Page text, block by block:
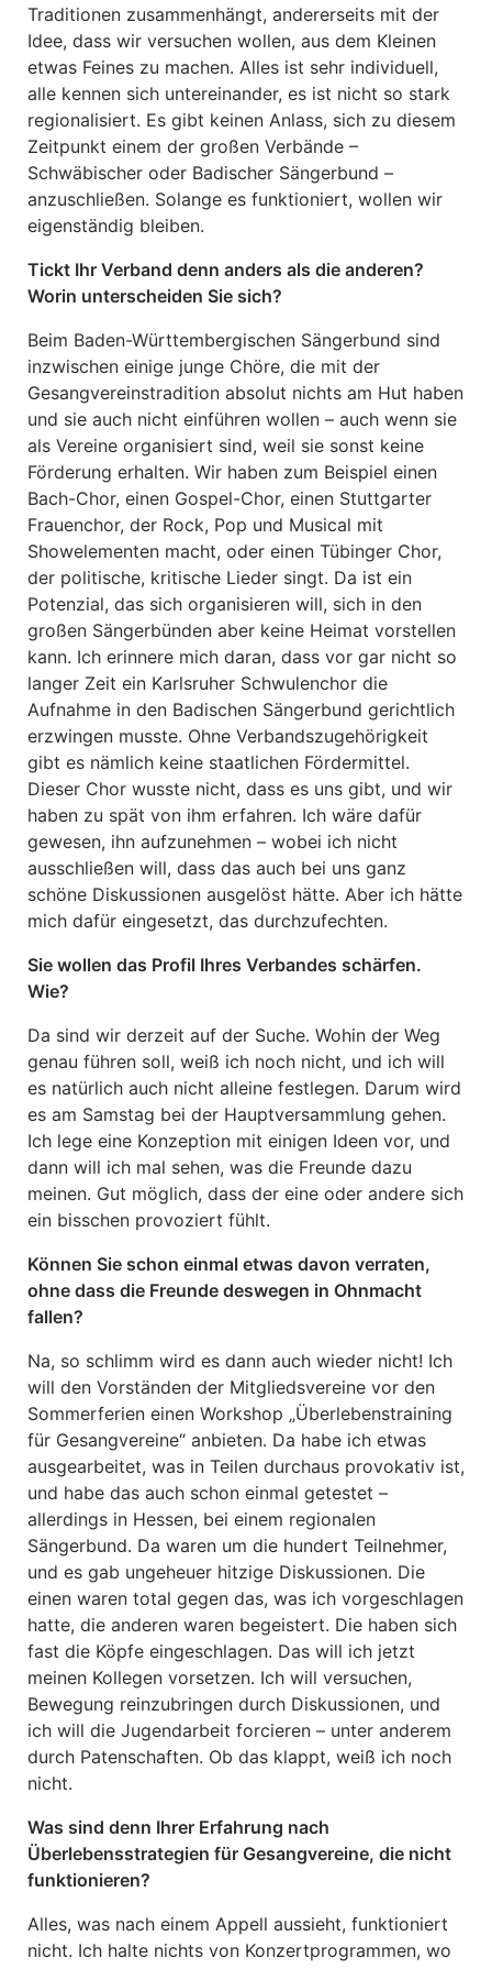
Traditionen zusammenhängt, andererseits mit der
Idee, dass wir versuchen wollen, aus dem Kleinen
etwas Feines zu machen. Alles ist sehr individuell,
alle kennen sich untereinander, es ist nicht so stark
regionalisiert. Es gibt keinen Anlass, sich zu diesem
Zeitpunkt einem der großen Verbände –
Schwäbischer oder Badischer Sängerbund –
anzuschließen. Solange es funktioniert, wollen wir
eigenständig bleiben.
Tickt Ihr Verband denn anders als die anderen?
Worin unterscheiden Sie sich?
Beim Baden-Württembergischen Sängerbund sind
inzwischen einige junge Chöre, die mit der
Gesangvereinstradition absolut nichts am Hut haben
und sie auch nicht einführen wollen – auch wenn sie
als Vereine organisiert sind, weil sie sonst keine
Förderung erhalten. Wir haben zum Beispiel einen
Bach-Chor, einen Gospel-Chor, einen Stuttgarter
Frauenchor, der Rock, Pop und Musical mit
Showelementen macht, oder einen Tübinger Chor,
der politische, kritische Lieder singt. Da ist ein
Potenzial, das sich organisieren will, sich in den
großen Sängerbünden aber keine Heimat vorstellen
kann. Ich erinnere mich daran, dass vor gar nicht so
langer Zeit ein Karlsruher Schwulenchor die
Aufnahme in den Badischen Sängerbund gerichtlich
erzwingen musste. Ohne Verbandszugehörigkeit
gibt es nämlich keine staatlichen Fördermittel.
Dieser Chor wusste nicht, dass es uns gibt, und wir
haben zu spät von ihm erfahren. Ich wäre dafür
gewesen, ihn aufzunehmen – wobei ich nicht
ausschließen will, dass das auch bei uns ganz
schöne Diskussionen ausgelöst hätte. Aber ich hätte
mich dafür eingesetzt, das durchzufechten.
Sie wollen das Profil Ihres Verbandes schärfen.
Wie?
Da sind wir derzeit auf der Suche. Wohin der Weg
genau führen soll, weiß ich noch nicht, und ich will
es natürlich auch nicht alleine festlegen. Darum wird
es am Samstag bei der Hauptversammlung gehen.
Ich lege eine Konzeption mit einigen Ideen vor, und
dann will ich mal sehen, was die Freunde dazu
meinen. Gut möglich, dass der eine oder andere sich
ein bisschen provoziert fühlt.
Können Sie schon einmal etwas davon verraten,
ohne dass die Freunde deswegen in Ohnmacht
fallen?
Na, so schlimm wird es dann auch wieder nicht! Ich
will den Vorständen der Mitgliedsvereine vor den
Sommerferien einen Workshop „Überlebenstraining
für Gesangvereine“ anbieten. Da habe ich etwas
ausgearbeitet, was in Teilen durchaus provokativ ist,
und habe das auch schon einmal getestet –
allerdings in Hessen, bei einem regionalen
Sängerbund. Da waren um die hundert Teilnehmer,
und es gab ungeheuer hitzige Diskussionen. Die
einen waren total gegen das, was ich vorgeschlagen
hatte, die anderen waren begeistert. Die haben sich
fast die Köpfe eingeschlagen. Das will ich jetzt
meinen Kollegen vorsetzen. Ich will versuchen,
Bewegung reinzubringen durch Diskussionen, und
ich will die Jugendarbeit forcieren – unter anderem
durch Patenschaften. Ob das klappt, weiß ich noch
nicht.
Was sind denn Ihrer Erfahrung nach
Überlebensstrategien für Gesangvereine, die nicht
funktionieren?
Alles, was nach einem Appell aussieht, funktioniert
nicht. Ich halte nichts von Konzertprogrammen, wo